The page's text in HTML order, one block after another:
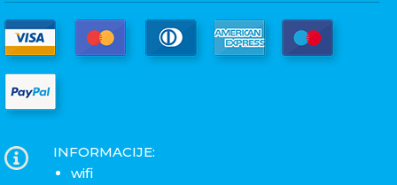
INFORMACIJE:
wifi